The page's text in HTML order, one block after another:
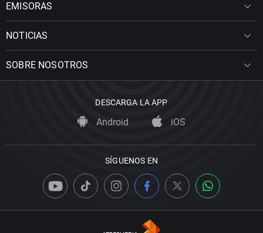
EMISORAS
NOTICIAS
SOBRE NOSOTROS
DESCARGA LA APP
Android iOS
SÍGUENOS EN